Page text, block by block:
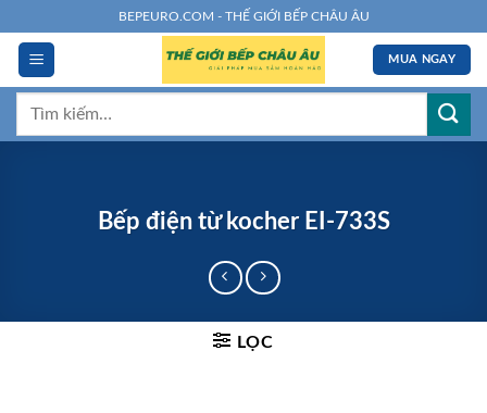
đến
dung
BEPEURO.COM - THẾ GIỚI BẾP CHÂU ÂU
MUA NGAY
Tìm
Bếp điện từ kocher EI-733S
LỌC